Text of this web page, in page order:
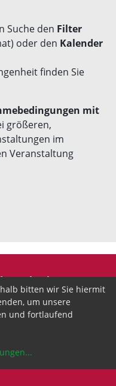
Suche den Filter
oder den Kalender
finden Sie
mit
größeren,
im
Veranstaltung
Thüringen
derbitten wir Sie hiermit
um unsere
und fortlaufend
...